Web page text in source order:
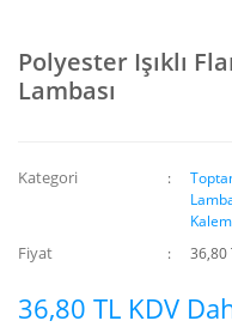
Polyester Işıklı
Lambası
Kategori
Fiyat 36,80
36,80 TL KDV